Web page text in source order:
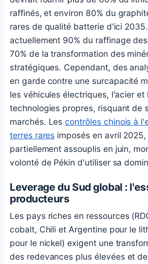
raffinés, et environ 80% du
rares de qualité batterie d'ici
actuellement 90% du raffinage
70% de la transformation des
stratégiques. Cependant, des
en garde contre une surcapacité
les véhicules électriques, l'acier et
technologies propres, risquant de
marchés. Les contrôles chinois à
terres rares imposés en avril
partiellement assouplis en juin,
volonté de Pékin d'utiliser sa
Leverage du Sud global :
producteurs
Les pays riches en ressources
cobalt, Chili et Argentine pour le
pour le nickel) exigent une
des redevances plus élevées et